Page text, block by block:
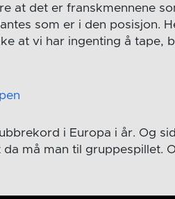
at det er franskmennene
som er i den posisjon.
at vi har ingenting å tape,
i Europa i år. Og
må man til gruppespillet.